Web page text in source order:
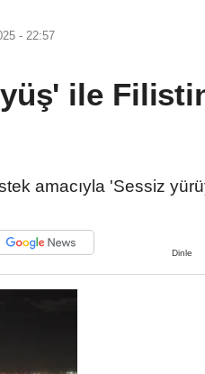
- 22:57
ile
amacıyla 'Sessiz
Dinle